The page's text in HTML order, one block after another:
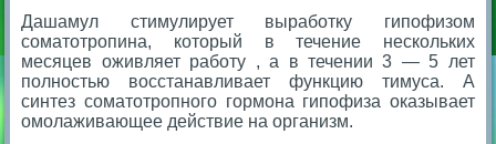
Дашамул стимулирует выработку гипофизом
соматотропина, который в течение нескольких
месяцев оживляет работу , а в течении 3 — 5 лет
полностью восстанавливает функцию тимуса. А
синтез соматотропного гормона гипофиза оказывает
омолаживающее действие на организм.